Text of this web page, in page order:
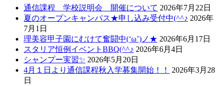
通信課程 学校説明会 開催について 2026年7月22日
夏のオープンキャンパス★申し込み受付中(^^♪ 2026年
7月1日
理美容甲子園にむけて奮闘中(‘ω’)ノ★ 2026年6月17日
スタリア恒例イベントBBQ(^^♪ 2026年6月4日
シャンプー実習✨ 2026年5月20日
4月１日より通信課程秋入学募集開始！！
2026年3月28
日